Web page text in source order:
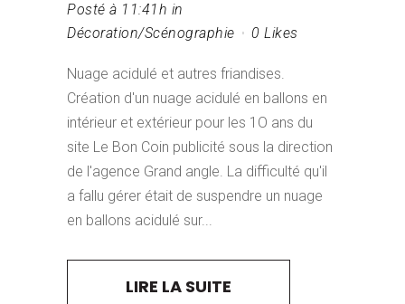
Posté à 11:41h in
Décoration/Scénographie
0 Likes
Nuage acidulé et autres friandises.
Création d'un nuage acidulé en ballons en
intérieur et extérieur pour les 1O ans du
site Le Bon Coin publicité sous la direction
de l'agence Grand angle. La difficulté qu'il
a fallu gérer était de suspendre un nuage
en ballons acidulé sur...
LIRE LA SUITE